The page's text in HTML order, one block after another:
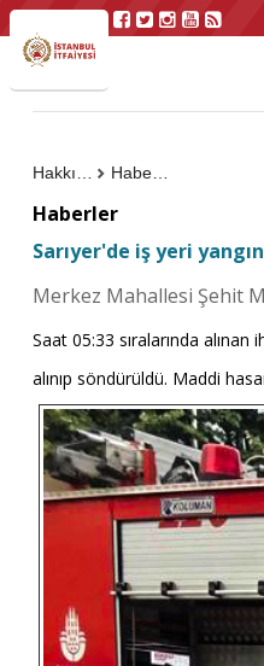
Haberler
Haberler
Sarıyer'de iş yeri
Merkez Mahallesi Şehit
Saat 05:33 sıralarında
alınıp söndürüldü. Maddi